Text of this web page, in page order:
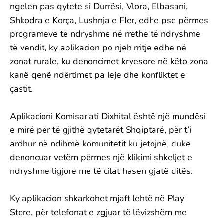
ngelen pas qytete si Durrësi, Vlora, Elbasani,
Shkodra e Korça, Lushnja e FIer, edhe pse përmes
programeve të ndryshme në rrethe të ndryshme
të vendit, ky aplikacion po njeh rritje edhe në
zonat rurale, ku denoncimet kryesore në këto zona
kanë qenë ndërtimet pa leje dhe konfliktet e
çastit.
Aplikacioni Komisariati Dixhital është një mundësi
e mirë për të gjithë qytetarët Shqiptarë, për t’i
ardhur në ndihmë komunitetit ku jetojnë, duke
denoncuar vetëm përmes një klikimi shkeljet e
ndryshme ligjore me të cilat hasen gjatë ditës.
Ky aplikacion shkarkohet mjaft lehtë në Play
Store, për telefonat e zgjuar të lëvizshëm me